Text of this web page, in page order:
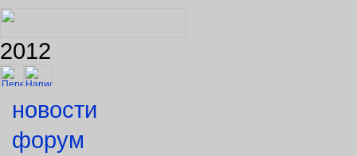
2012
новости
форум